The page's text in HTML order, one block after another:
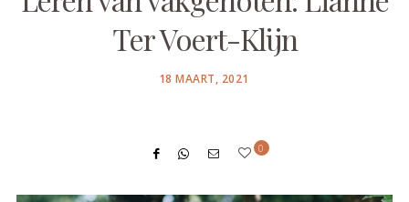
Ter Voert-Klijn
POSTED
18 MAART, 2021
0